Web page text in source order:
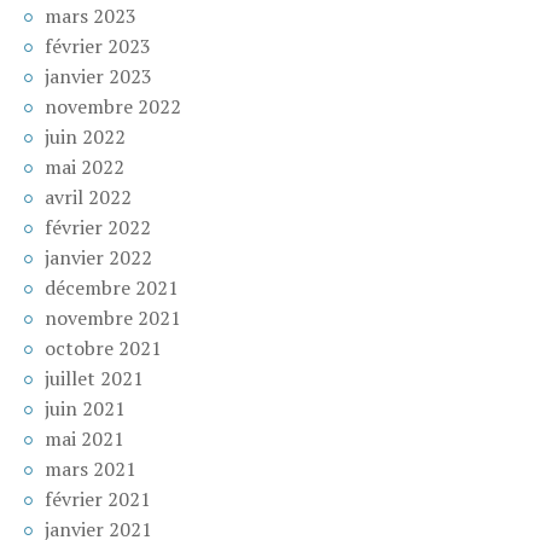
mars 2023
février 2023
janvier 2023
novembre 2022
juin 2022
mai 2022
avril 2022
février 2022
janvier 2022
décembre 2021
novembre 2021
octobre 2021
juillet 2021
juin 2021
mai 2021
mars 2021
février 2021
janvier 2021